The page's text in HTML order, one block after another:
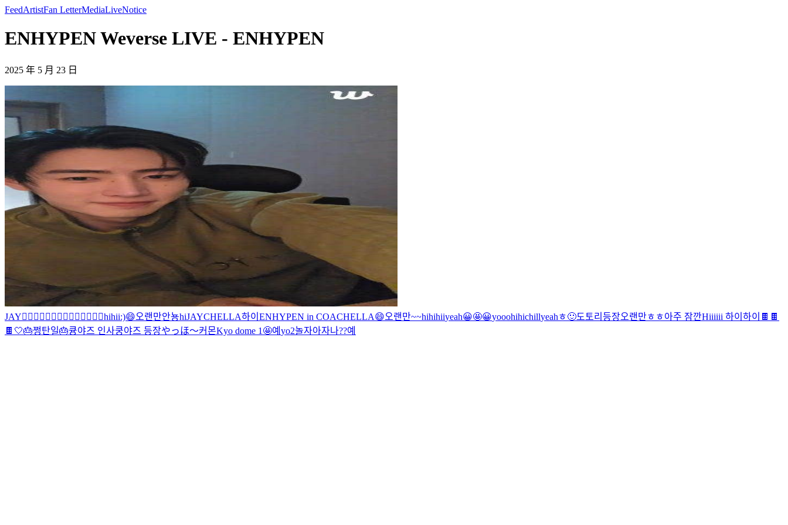
FeedArtistFan LetterMediaLiveNotice
ENHYPEN Weverse LIVE - ENHYPEN
2025 年 5 月 23 日
JAY🧛‍♂️🧛‍♂️🧛‍♂️🧛‍♂️🧛‍♂️🧛‍♂️🧛‍♂️hihii:)😄오랜만안뇽hiJAYCHELLA하이 ENHYPEN in COACHELLA😄오랜만~~hihihiiyeah😀🤩😀yooohihichillyeahㅎ🙂도토리등장오랜만ㅎㅎ아주 잠깐Hiiiiii 하이 하이 🍫 🍫
🍫 🤍🎂쩡탄일🎂큥야즈 인사쿵야즈 등장やっほ～커몬Kyo dome 1 🤩예 yo2놀자아자나??예